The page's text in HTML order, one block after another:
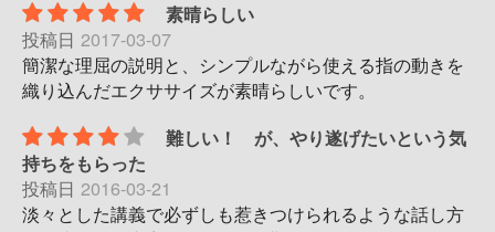
素晴らしい
投稿日 2017-03-07
簡潔な理屈の説明と、シンプルながら使える指の動きを
織り込んだエクササイズが素晴らしいです。
難しい！ が、やり遂げたいという気
持ちをもらった
投稿日 2016-03-21
淡々とした講義で必ずしも惹きつけられるような話し方